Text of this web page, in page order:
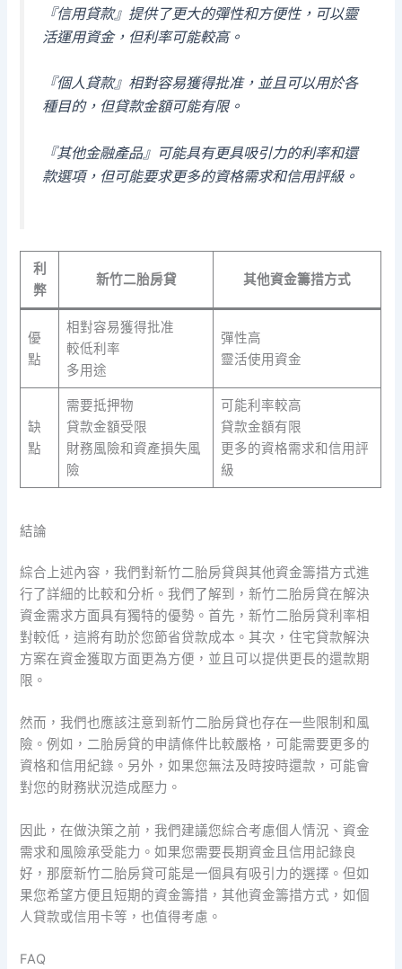
『信用貸款』提供了更大的彈性和方便性，可以靈
活運用資金，但利率可能較高。
『個人貸款』相對容易獲得批准，並且可以用於各
種目的，但貸款金額可能有限。
『其他金融產品』可能具有更具吸引力的利率和還
款選項，但可能要求更多的資格需求和信用評級。
利
弊
新竹二胎房貸 其他資金籌措方式
優
點
相對容易獲得批准
較低利率
多用途
彈性高
靈活使用資金
缺
點
需要抵押物
貸款金額受限
財務風險和資產損失風
險
可能利率較高
貸款金額有限
更多的資格需求和信用評
級
結論
綜合上述內容，我們對新竹二胎房貸與其他資金籌措方式進
行了詳細的比較和分析。我們了解到，新竹二胎房貸在解決
資金需求方面具有獨特的優勢。首先，新竹二胎房貸利率相
對較低，這將有助於您節省贷款成本。其次，住宅貸款解決
方案在資金獲取方面更為方便，並且可以提供更長的還款期
限。
然而，我們也應該注意到新竹二胎房貸也存在一些限制和風
險。例如，二胎房貸的申請條件比較嚴格，可能需要更多的
資格和信用紀錄。另外，如果您無法及時按時還款，可能會
對您的財務狀況造成壓力。
因此，在做決策之前，我們建議您綜合考慮個人情況、資金
需求和風險承受能力。如果您需要長期資金且信用記錄良
好，那麼新竹二胎房貸可能是一個具有吸引力的選擇。但如
果您希望方便且短期的資金籌措，其他資金籌措方式，如個
人貸款或信用卡等，也值得考慮。
FAQ